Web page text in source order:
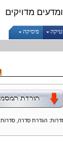
מדויקים
פיסיקה
הגדרת סדרה, סדרות